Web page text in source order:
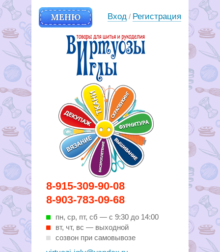
8-915-309-90-08
8-903-783-09-68
пн, ср, пт, cб — с 9:30 до 14:00
вт, чт, вс — выходной
созвон при самовывозе
МЕНЮ
Вирутозы иглы. Товары для
шитья и рукоделья
Вход / Регистрация